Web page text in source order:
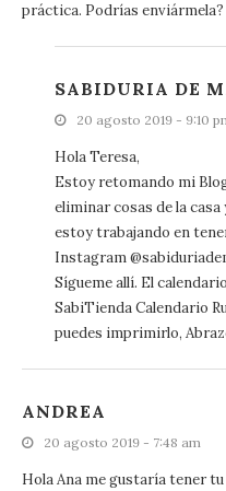
práctica. Podrías
SABIDURIA DE
20 agosto 2019 - 9:10
Hola Teresa,
Estoy retomando mi
eliminar cosas de la
estoy trabajando en
Instagram
Sígueme allí. El
SabiTienda Calendario
puedes imprimirlo,
ANDREA
20 agosto 2019 - 7:48 am
Hola Ana me gustaría tener